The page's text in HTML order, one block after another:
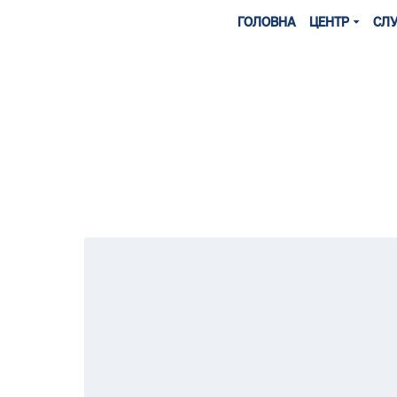
ГОЛОВНА ЦЕНТР